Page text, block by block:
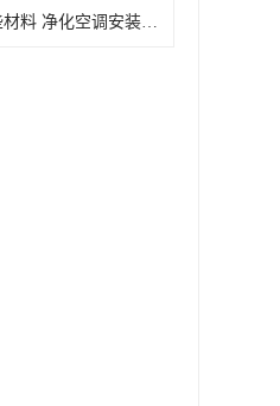
需要哪些材料 净化空调安装维修资质怎么办理流程